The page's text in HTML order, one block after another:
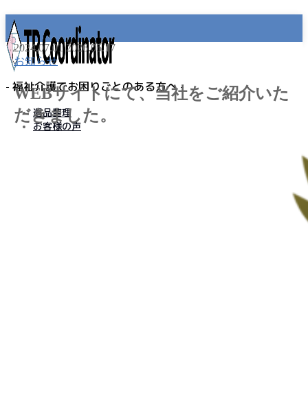
- 福祉介護でお困りごとのある方へ -
遺品整理
お客様の声
2024.07.012026.05.17
お知らせ
WEBサイトにて、当社をご紹介いた
だきました。